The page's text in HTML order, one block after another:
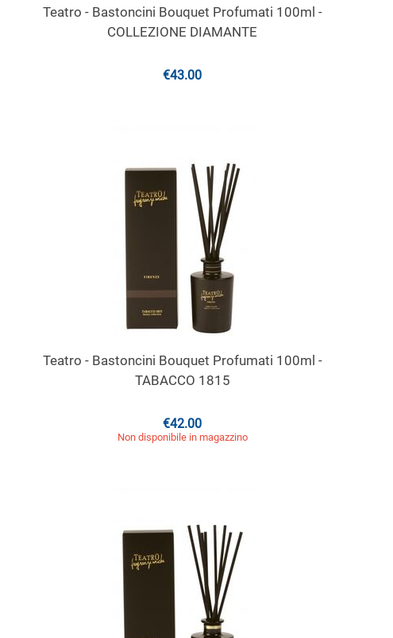
Teatro - Bastoncini Bouquet Profumati 100ml -
COLLEZIONE DIAMANTE
€43.00
Teatro - Bastoncini Bouquet Profumati 100ml -
TABACCO 1815
€42.00
Non disponibile in magazzino